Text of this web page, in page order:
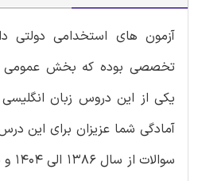
آزمون های استخدامی
یکی از این دروس زبان
آمادگی شما عزیزان برای این